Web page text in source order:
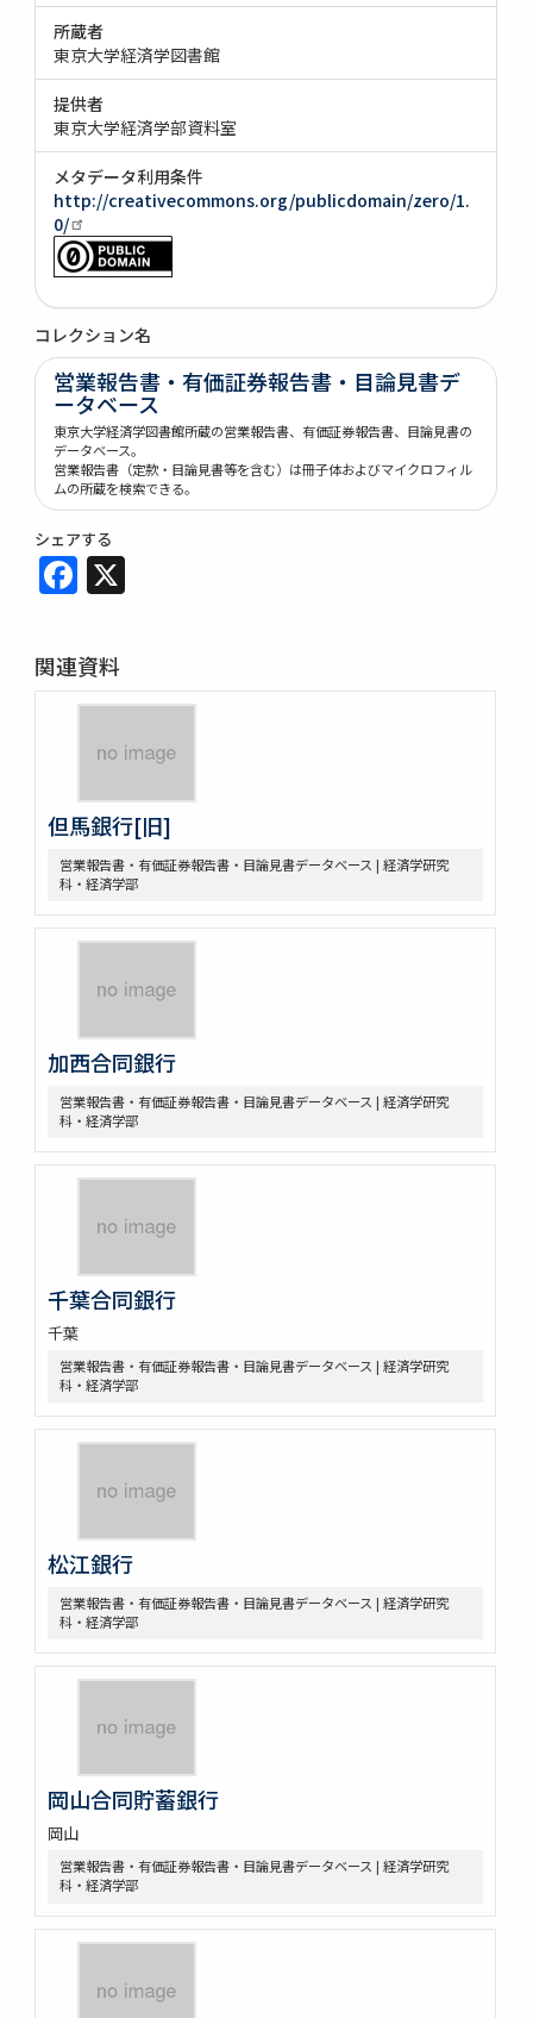
所蔵者
東京大学経済学図書館
提供者
東京大学経済学部資料室
メタデータ利用条件
http://creativecommons.org/publicdomain/zero/1.
0/
コレクション名
営業報告書・有価証券報告書・目論見書デ
ータベース
東京大学経済学図書館所蔵の営業報告書、有価証券報告書、目論見書の
データベース。
営業報告書（定款・目論見書等を含む）は冊子体およびマイクロフィル
ムの所蔵を検索できる。
シェアする
Facebook
関連資料
但馬銀行[旧]
営業報告書・有価証券報告書・目論見書データベース | 経済学研究
科・経済学部
加西合同銀行
営業報告書・有価証券報告書・目論見書データベース | 経済学研究
科・経済学部
千葉合同銀行
千葉
営業報告書・有価証券報告書・目論見書データベース | 経済学研究
科・経済学部
松江銀行
営業報告書・有価証券報告書・目論見書データベース | 経済学研究
科・経済学部
岡山合同貯蓄銀行
岡山
営業報告書・有価証券報告書・目論見書データベース | 経済学研究
科・経済学部